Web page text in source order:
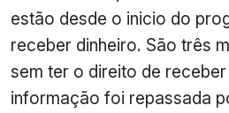
estão desde o inicio do
receber dinheiro. São três
sem ter o direito de
informação foi repassada